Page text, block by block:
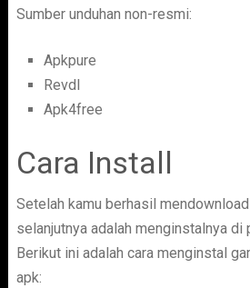
Sumber unduhan non-resmi:
Apkpure
Revdl
Apk4free
Cara Install
Setelah kamu berhasil
selanjutnya adalah menginstalnya di
Berikut ini adalah cara menginstal
apk: